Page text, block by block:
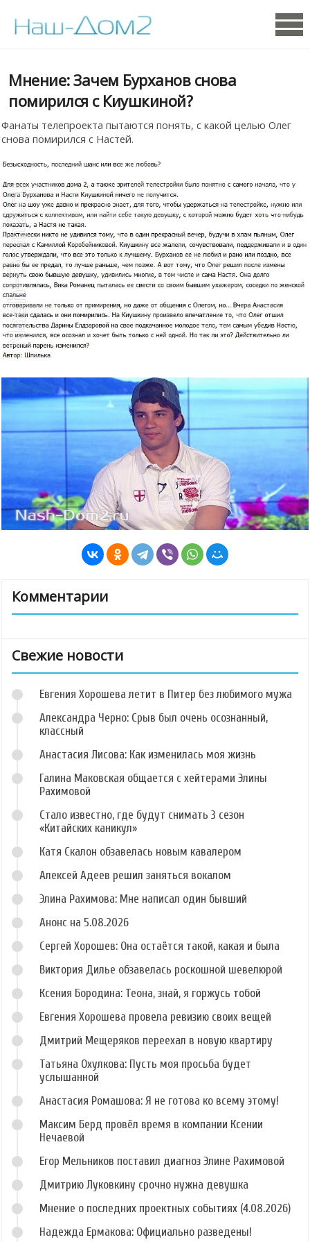
Мнение: Зачем Бурханов снова
помирился с Киушкиной?
Фанаты телепроекта пытаются понять, с какой целью Олег
снова помирился с Настей.
Комментарии
Свежие новости
Евгения Хорошева летит в Питер без любимого мужа
Александра Черно: Срыв был очень осознанный,
классный
Анастасия Лисова: Как изменилась моя жизнь
Галина Маковская общается с хейтерами Элины
Рахимовой
Стало известно, где будут снимать 3 сезон
«Китайских каникул»
Катя Скалон обзавелась новым кавалером
Алексей Адеев решил заняться вокалом
Элина Рахимова: Мне написал один бывший
Анонс на 5.08.2026
Сергей Хорошев: Она остаётся такой, какая и была
Виктория Дилье обзавелась роскошной шевелюрой
Ксения Бородина: Теона, знай, я горжусь тобой
Евгения Хорошева провела ревизию своих вещей
Дмитрий Мещеряков переехал в новую квартиру
Татьяна Охулкова: Пусть моя просьба будет
услышанной
Анастасия Ромашова: Я не готова ко всему этому!
Максим Берд провёл время в компании Ксении
Нечаевой
Егор Мельников поставил диагноз Элине Рахимовой
Дмитрию Луковкину срочно нужна девушка
Мнение о последних проектных событиях (4.08.2026)
Надежда Ермакова: Официально разведены!